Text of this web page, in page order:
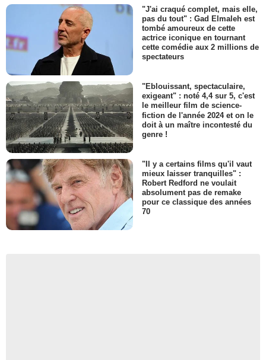
"J'ai craqué complet, mais elle,
pas du tout" : Gad Elmaleh est
tombé amoureux de cette
actrice iconique en tournant
cette comédie aux 2 millions de
spectateurs
"Eblouissant, spectaculaire,
exigeant" : noté 4,4 sur 5, c'est
le meilleur film de science-
fiction de l'année 2024 et on le
doit à un maître incontesté du
genre !
"Il y a certains films qu'il vaut
mieux laisser tranquilles" :
Robert Redford ne voulait
absolument pas de remake
pour ce classique des années
70